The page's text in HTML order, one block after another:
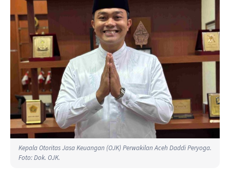
Kepala Otoritas Jasa Keuangan (OJK) Perwakilan Aceh Daddi Peryoga.
Foto: Dok. OJK.